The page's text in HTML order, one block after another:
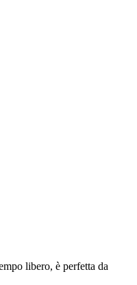
libero, è perfetta da